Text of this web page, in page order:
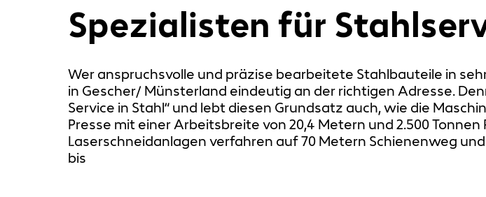
Spezialisten für
Wer anspruchsvolle und präzise bearbeitete Stahlbauteile in
in Gescher/ Münsterland eindeutig an der richtigen Adresse.
Service in Stahl“ und lebt diesen Grundsatz auch, wie die
Presse mit einer Arbeitsbreite von 20,4 Metern und 2.500
Laserschneidanlagen verfahren auf 70 Metern Schienenweg
bis